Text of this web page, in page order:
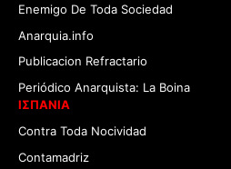
Enemigo De Toda Sociedad
Anarquia.info
Publicacion Refractario
Periódico Anarquista: La Boina
ΙΣΠΑΝΙΑ
Contra Toda Nocividad
Contamadriz